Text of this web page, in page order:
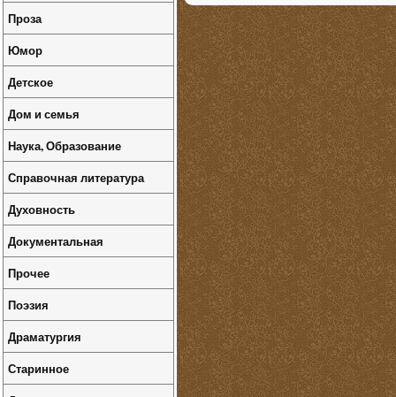
Проза
Юмор
Детское
Дом и семья
Наука, Образование
Справочная литература
Духовность
Документальная
Прочее
Поэзия
Драматургия
Старинное